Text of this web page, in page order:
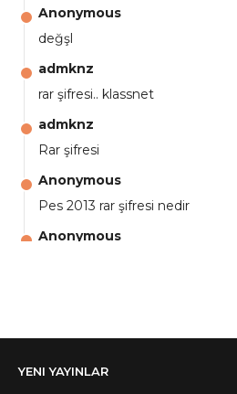
Anonymous
değşl
admknz
rar şifresi.. klassnet
admknz
Rar şifresi
Anonymous
Pes 2013 rar şifresi nedir
Anonymous
şifre ?
YENI YAYINLAR